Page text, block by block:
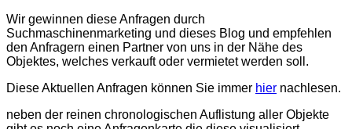
Wir gewinnen diese Anfragen durch
Suchmaschinenmarketing und dieses Blog und empfehlen
den Anfragern einen Partner von uns in der Nähe des
Objektes, welches verkauft oder vermietet werden soll.
Diese Aktuellen Anfragen können Sie immer hier nachlesen.
neben der reinen chronologischen Auflistung aller Objekte